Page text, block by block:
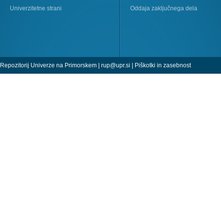
Univerzitetne strani
Oddaja zaključnega dela
Repozitorij Univerze na Primorskem | rup@upr.si | Piškotki in zasebnost